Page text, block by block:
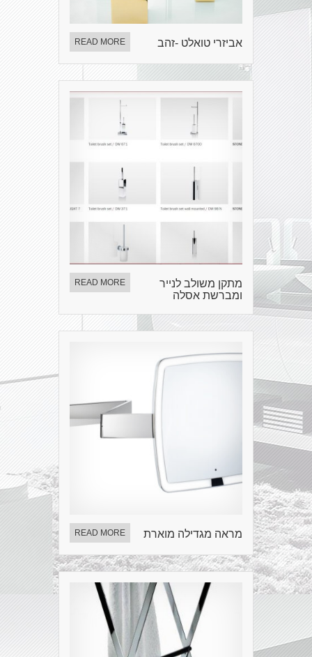
אביזרי טואלט -זהב READ MORE
מתקן משולב לנייר
ומברשת אסלה
READ MORE
מראה מגדילה מוארת READ MORE